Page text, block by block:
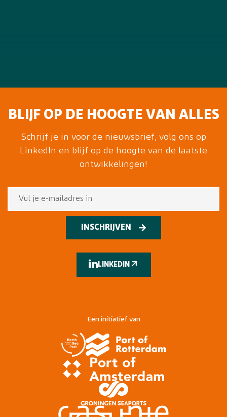
BLIJF OP DE HOOGTE VAN ALLES
Schrijf je in voor de nieuwsbrief, volg ons op
LinkedIn en blijf op de hoogte van de laatste
ontwikkelingen!
INSCHRIJVEN
LINKEDIN
Een initiatief van